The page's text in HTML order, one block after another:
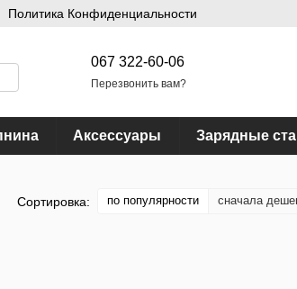
Политика Конфиденциальности
067 322-60-06
Перезвонить вам?
Аксессуары Зарядные
Сортировка: по популярности сначала